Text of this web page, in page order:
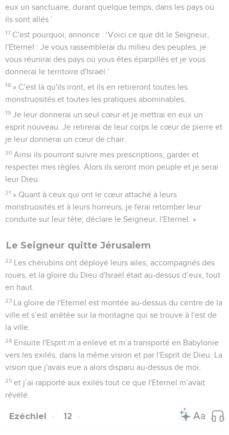
eux un sanctuaire, durant quelque temps, dans les pays où
ils sont allés.’
17 C'est pourquoi, annonce : ‘Voici ce que dit le Seigneur,
l'Eternel : Je vous rassemblerai du milieu des peuples, je
vous réunirai des pays où vous êtes éparpillés et je vous
donnerai le territoire d'Israël.’
18 » C'est là qu'ils iront, et ils en retireront toutes les
monstruosités et toutes les pratiques abominables.
19 Je leur donnerai un seul cœur et je mettrai en eux un
esprit nouveau. Je retirerai de leur corps le cœur de pierre et
je leur donnerai un cœur de chair.
20 Ainsi ils pourront suivre mes prescriptions, garder et
respecter mes règles. Alors ils seront mon peuple et je serai
leur Dieu.
21 » Quant à ceux qui ont le cœur attaché à leurs
monstruosités et à leurs horreurs, je ferai retomber leur
conduite sur leur tête, déclare le Seigneur, l'Eternel. »
Le Seigneur quitte Jérusalem
22 Les chérubins ont déployé leurs ailes, accompagnés des
roues, et la gloire du Dieu d'Israël était au-dessus d’eux, tout
en haut.
23 La gloire de l'Eternel est montée au-dessus du centre de la
ville et s’est arrêtée sur la montagne qui se trouve à l'est de
la ville.
24 Ensuite l'Esprit m’a enlevé et m’a transporté en Babylonie
vers les exilés, dans la même vision et par l'Esprit de Dieu. La
vision que j'avais eue a alors disparu au-dessus de moi,
25 et j’ai rapporté aux exilés tout ce que l'Eternel m’avait
révélé.
Ezéchiel 12